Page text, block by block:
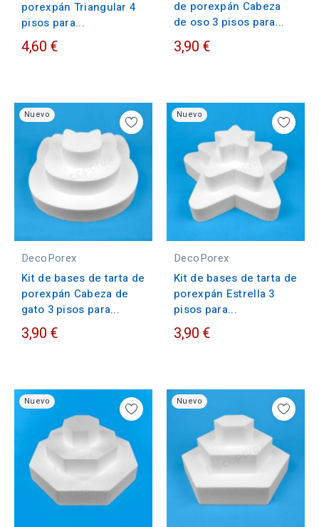
porexpán Triangular 4
pisos para...
4,60 €
de porexpán Cabeza
de oso 3 pisos para...
3,90 €
Nuevo
DecoPorex
Kit de bases de tarta de
porexpán Cabeza de
gato 3 pisos para...
3,90 €
Nuevo
DecoPorex
Kit de bases de tarta de
porexpán Estrella 3
pisos para...
3,90 €
Nuevo Nuevo